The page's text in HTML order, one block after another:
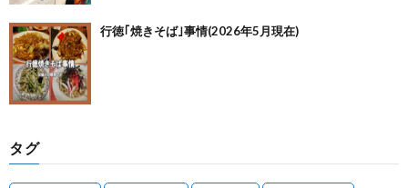
行徳｢焼きそば｣事情(2026年5月現在)
タグ